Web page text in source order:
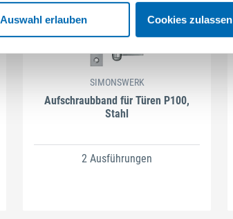
erlauben Cookies zulassen
SIMONSWERK
Aufschraubband für Türen P100,
Stahl
2 Ausführungen